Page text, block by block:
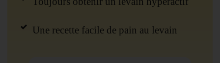
Une recette facile de pain au levain